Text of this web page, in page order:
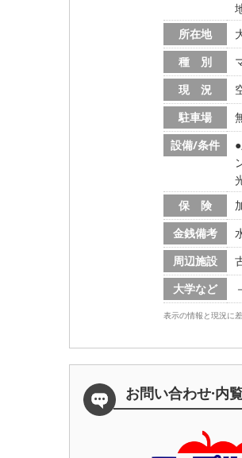
所在地
種 別
現 況
駐車場
設備/条件
保 険
金銭備考
周辺施設
大学など
－
表示の情報と現況に
お問い合わせ·内